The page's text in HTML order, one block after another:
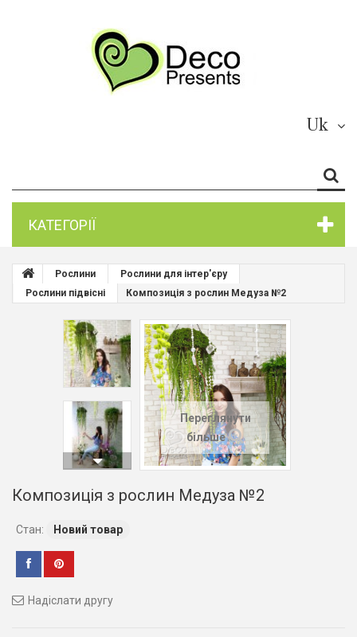
Uk
КАТЕГОРІЇ
Рослини
Рослини для інтер'єру
Рослини підвісні
Композиція з рослин Медуза №2
Переглянути
більше
Композиція з рослин Медуза №2
Стан: Новий товар
Надіслати другу